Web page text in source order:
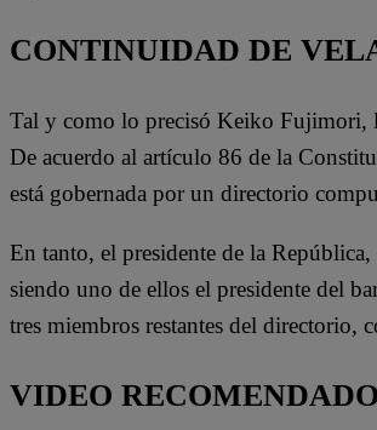
CONTINUIDAD DE
Tal y como lo precisó Keiko Fujimori,
De acuerdo al artículo 86 de la
está gobernada por un directorio
En tanto, el presidente de la
siendo uno de ellos el presidente del
tres miembros restantes del directorio,
VIDEO RECOMENDADO